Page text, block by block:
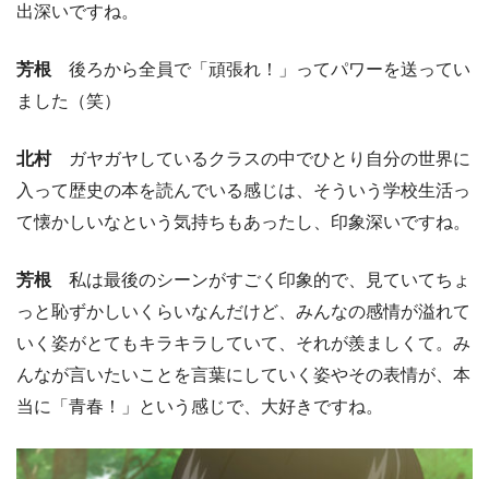
出深いですね。
芳根 後ろから全員で「頑張れ！」ってパワーを送ってい
ました（笑）
北村ガヤガヤしているクラスの中でひとり自分の世界に
入って歴史の本を読んでいる感じは、そういう学校生活っ
て懐かしいなという気持ちもあったし、印象深いですね。
芳根 私は最後のシーンがすごく印象的で、見ていてちょ
っと恥ずかしいくらいなんだけど、みんなの感情が溢れて
いく姿がとてもキラキラしていて、それが羨ましくて。み
んなが言いたいことを言葉にしていく姿やその表情が、本
当に「青春！」という感じで、大好きですね。